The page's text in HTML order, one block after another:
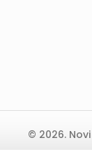
© 2026.